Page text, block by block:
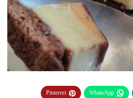
WhatsApp
Pinterest